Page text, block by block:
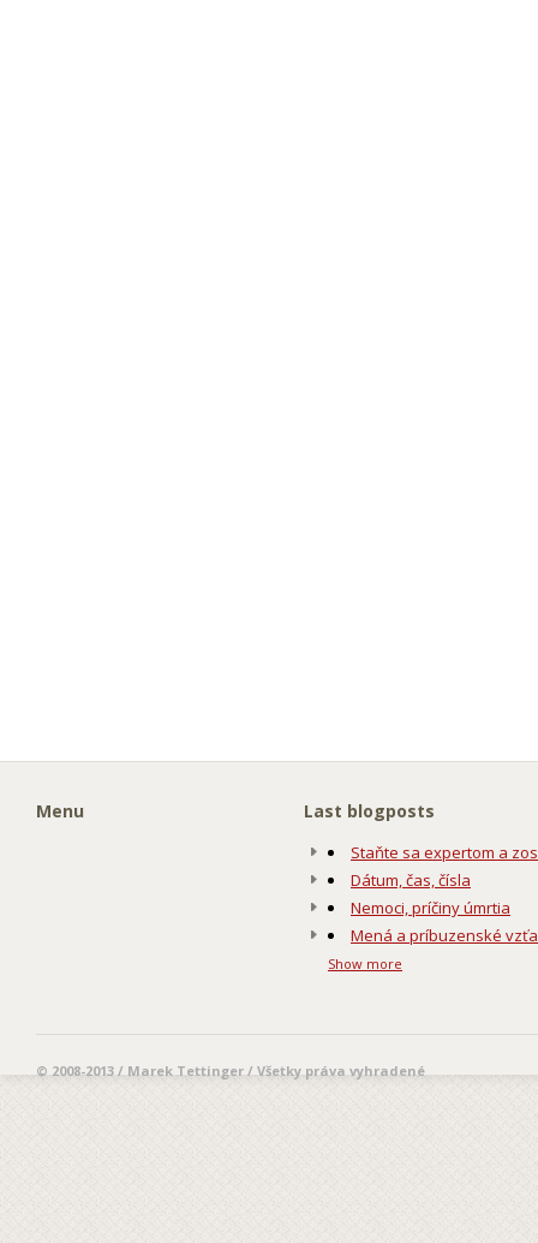
Menu Last blogposts
Staňte sa expertom a
Dátum, čas, čísla
Nemoci, príčiny úmrtia
Mená a príbuzenské
Show more
© 2008-2013 / Marek Tettinger / Všetky práva vyhradené